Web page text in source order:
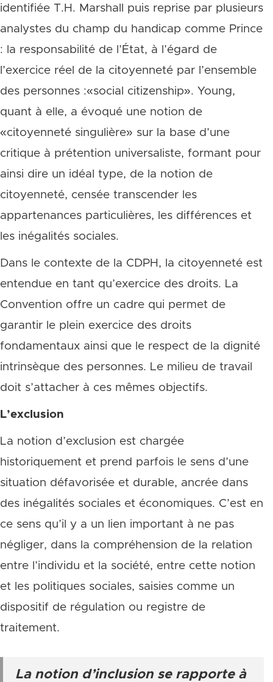
identifiée T.H. Marshall puis reprise par plusieurs
analystes du champ du handicap comme Prince
: la responsabilité de l’État, à l’égard de
l’exercice réel de la citoyenneté par l’ensemble
des personnes :«social citizenship». Young,
quant à elle, a évoqué une notion de
«citoyenneté singulière» sur la base d’une
critique à prétention universaliste, formant pour
ainsi dire un idéal type, de la notion de
citoyenneté, censée transcender les
appartenances particulières, les différences et
les inégalités sociales.
Dans le contexte de la CDPH, la citoyenneté est
entendue en tant qu’exercice des droits. La
Convention offre un cadre qui permet de
garantir le plein exercice des droits
fondamentaux ainsi que le respect de la dignité
intrinsèque des personnes. Le milieu de travail
doit s’attacher à ces mêmes objectifs.
L’exclusion
La notion d’exclusion est chargée
historiquement et prend parfois le sens d’une
situation défavorisée et durable, ancrée dans
des inégalités sociales et économiques. C’est en
ce sens qu’il y a un lien important à ne pas
négliger, dans la compréhension de la relation
entre l’individu et la société, entre cette notion
et les politiques sociales, saisies comme un
dispositif de régulation ou registre de
traitement.
La notion d’inclusion se rapporte à